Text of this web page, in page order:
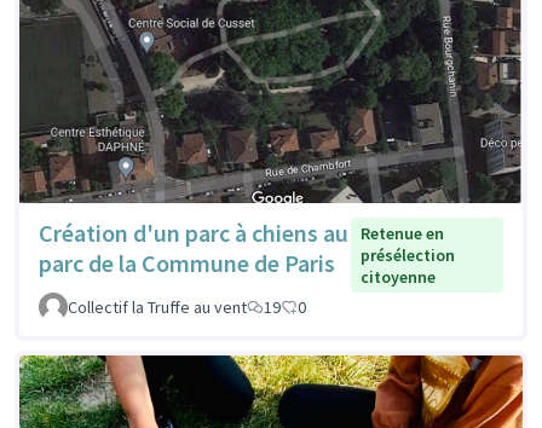
Création d'un parc à chiens au
parc de la Commune de Paris
Retenue en
présélection
citoyenne
Collectif la Truffe au vent
19 0